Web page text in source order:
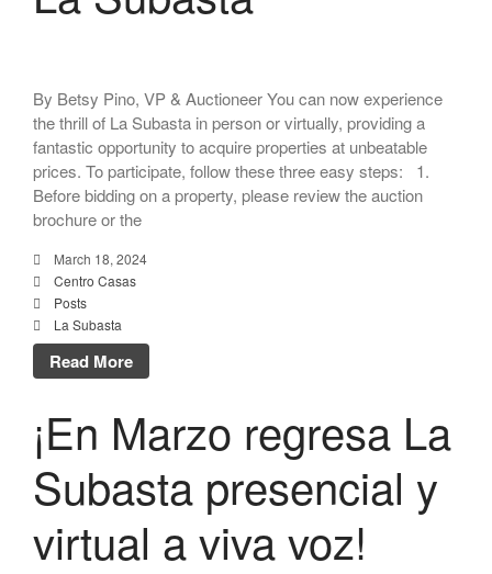
By Betsy Pino, VP & Auctioneer You can now experience
the thrill of La Subasta in person or virtually, providing a
fantastic opportunity to acquire properties at unbeatable
prices. To participate, follow these three easy steps: 1.
Before bidding on a property, please review the auction
brochure or the
March 18, 2024
Centro Casas
Posts
La Subasta
Read More
¡En Marzo regresa La
Subasta presencial y
virtual a viva voz!